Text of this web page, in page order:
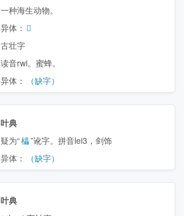
一种海生动物。
异体： 𧒜
古壮字
读音rwi。蜜蜂。
异体：
（缺字）
叶典
疑为“櫑”讹字。拼音lei3，剑饰
异体：
（缺字）
叶典